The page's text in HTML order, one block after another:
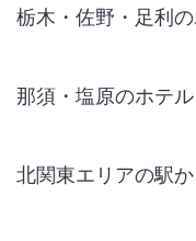
栃木・佐野・足利
那須・塩原のホテ
北関東エリアの駅